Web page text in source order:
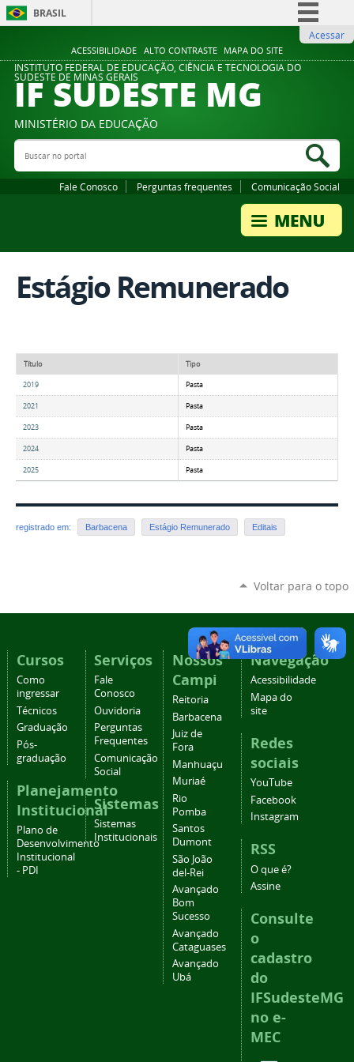
ACESSIBILIDADE ALTO CONTRASTE MAPA DO SITE
BRASIL
Comunica BR
Participe
Legislação
Acessar
INSTITUTO FEDERAL DE EDUCAÇÃO, CIÊNCIA E TECNOLOGIA DO
SUDESTE DE MINAS GERAIS
IF SUDESTE MG
MINISTÉRIO DA EDUCAÇÃO
Buscar no portal
Fale Conosco Perguntas frequentes Comunicação Social
Estágio Remunerado
Título Tipo
2019 Pasta
2021 Pasta
2023 Pasta
2024 Pasta
2025 Pasta
registrado em: Barbacena Estágio Remunerado Editais
Voltar para o topo
Cursos
Como
ingressar
Técnicos
Graduação
Pós-
graduação
Planejamento
Institucional
Plano de
Desenvolvimento
Institucional
- PDI
Serviços
Fale
Conosco
Ouvidoria
Perguntas
Frequentes
Comunicação
Social
Sistemas
Sistemas
Institucionais
Nossos
Campi
Reitoria
Barbacena
Juiz de
Fora
Manhuaçu
Muriaé
Rio
Pomba
Santos
Dumont
São João
del-Rei
Avançado
Bom
Sucesso
Avançado
Cataguases
Avançado
Ubá
Navegação
Acessibilidade
Mapa do
site
Redes
sociais
YouTube
Facebook
Instagram
RSS
O que é?
Assine
Consulte
o
cadastro
do
IFSudesteMG
no e-
MEC